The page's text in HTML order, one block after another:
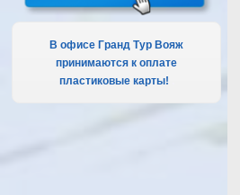
В офисе Гранд Тур Вояж
принимаются к оплате
пластиковые карты!